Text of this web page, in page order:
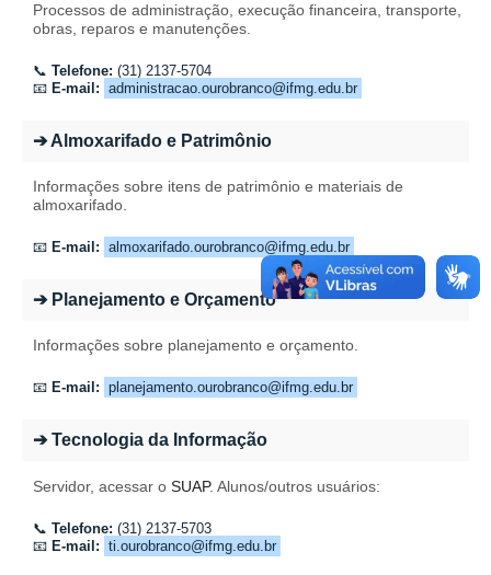
Processos de administração, execução financeira, transporte,
obras, reparos e manutenções.
📞 Telefone: (31) 2137-5704
📧 E-mail: administracao.ourobranco@ifmg.edu.br
➔ Almoxarifado e Patrimônio
Informações sobre itens de patrimônio e materiais de
almoxarifado.
📧 E-mail: almoxarifado.ourobranco@ifmg.edu.br
➔ Planejamento e Orçamento
Informações sobre planejamento e orçamento.
📧 E-mail: planejamento.ourobranco@ifmg.edu.br
➔ Tecnologia da Informação
Servidor, acessar o SUAP. Alunos/outros usuários:
📞 Telefone: (31) 2137-5703
📧 E-mail: ti.ourobranco@ifmg.edu.br